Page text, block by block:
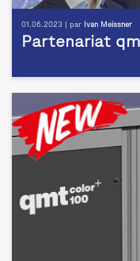
01.06.2023 | par Ivan Meissner
Partenariat